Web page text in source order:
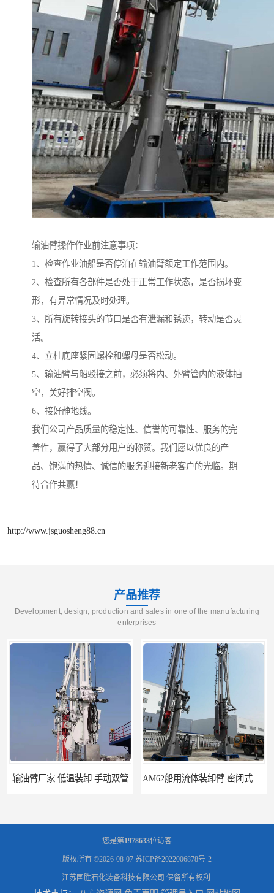
输油臂操作作业前注意事项：
1、检查作业油船是否停泊在输油臂额定工作范围内。
2、检查所有各部件是否处于正常工作状态，是否损坏变
形，有异常情况及时处理。
3、所有旋转接头的节口是否有泄漏和锈迹，转动是否灵
活。
4、立柱底座紧固螺栓和螺母是否松动。
5、输油臂与船驳接之前，必须将内、外臂管内的液体抽
空，关好排空阀。
6、接好静地线。
我们公司产品质量的稳定性、信誉的可靠性、服务的完
善性，赢得了大部分用户的称赞。我们愿以优良的产
品、饱满的热情、诚信的服务迎接新老客户的光临。期
待合作共赢！
http://www.jsguosheng88.cn
产品推荐
Development, design, production and sales in one of the manufacturing
enterprises
输油臂厂家 低温装卸 手动双管
您是第1978633位访客
版权所有 ©2026-08-07 苏ICP备2022006878号-2
江苏国胜石化装备科技有限公司 保留所有权利.